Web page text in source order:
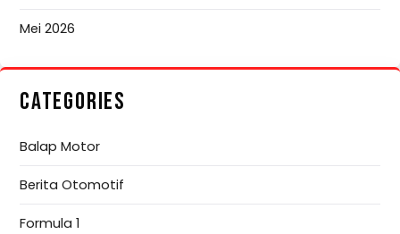
Mei 2026
CATEGORIES
Balap Motor
Berita Otomotif
Formula 1